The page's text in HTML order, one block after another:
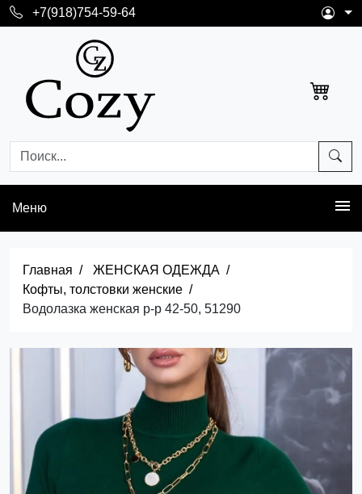
+7(918)754-59-64
Меню
Главная
ЖЕНСКАЯ ОДЕЖДА
Кофты, толстовки женские
Водолазка женская р-р 42-50, 51290